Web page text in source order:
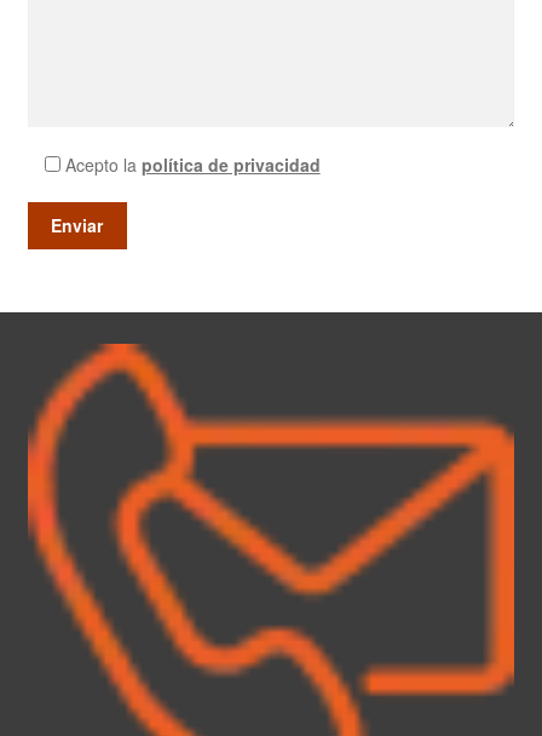
Acepto la política de privacidad